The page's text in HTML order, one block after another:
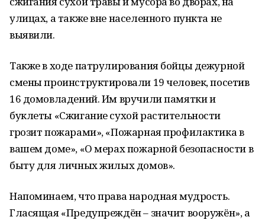
улицах, а также вне населенного пункта не
выявили.
Также в ходе патрулирования бойцы дежурной
смены проинструктировали 19 человек, посетив
16 домовладений. Им вручили памятки и
буклеты «Сжигание сухой растительности
грозит пожарами», «Пожарная профилактика в
вашем доме», «О мерах пожарной безопасности в
быту для личных жилых домов».
Напоминаем, что права народная мудрость.
Гласящая «Предупреждён – значит вооружён», а